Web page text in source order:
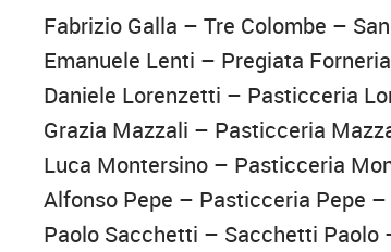
Fabrizio Galla – Tre Colombe –
Emanuele Lenti – Pregiata
Daniele Lorenzetti – Pasticceria
Grazia Mazzali – Pasticceria
Luca Montersino – Pasticceria
Alfonso Pepe – Pasticceria Pepe –
Paolo Sacchetti – Sacchetti Paolo